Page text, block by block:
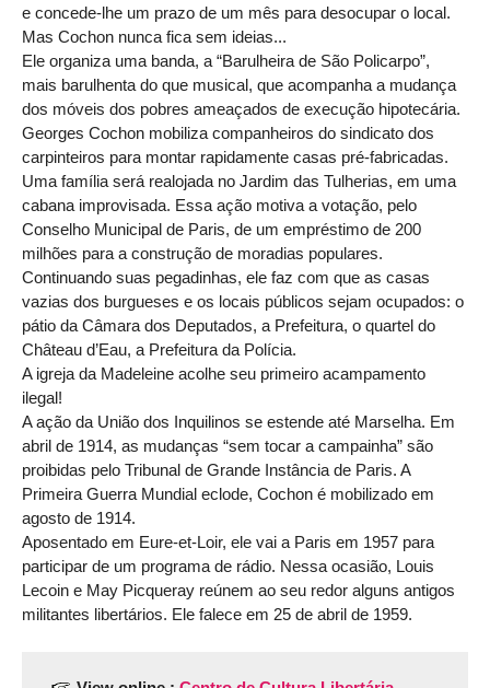
e concede-lhe um prazo de um mês para desocupar o local.
Mas Cochon nunca fica sem ideias...
Ele organiza uma banda, a “Barulheira de São Policarpo”,
mais barulhenta do que musical, que acompanha a mudança
dos móveis dos pobres ameaçados de execução hipotecária.
Georges Cochon mobiliza companheiros do sindicato dos
carpinteiros para montar rapidamente casas pré-fabricadas.
Uma família será realojada no Jardim das Tulherias, em uma
cabana improvisada. Essa ação motiva a votação, pelo
Conselho Municipal de Paris, de um empréstimo de 200
milhões para a construção de moradias populares.
Continuando suas pegadinhas, ele faz com que as casas
vazias dos burgueses e os locais públicos sejam ocupados: o
pátio da Câmara dos Deputados, a Prefeitura, o quartel do
Château d’Eau, a Prefeitura da Polícia.
A igreja da Madeleine acolhe seu primeiro acampamento
ilegal!
A ação da União dos Inquilinos se estende até Marselha. Em
abril de 1914, as mudanças “sem tocar a campainha” são
proibidas pelo Tribunal de Grande Instância de Paris. A
Primeira Guerra Mundial eclode, Cochon é mobilizado em
agosto de 1914.
Aposentado em Eure-et-Loir, ele vai a Paris em 1957 para
participar de um programa de rádio. Nessa ocasião, Louis
Lecoin e May Picqueray reúnem ao seu redor alguns antigos
militantes libertários. Ele falece em 25 de abril de 1959.